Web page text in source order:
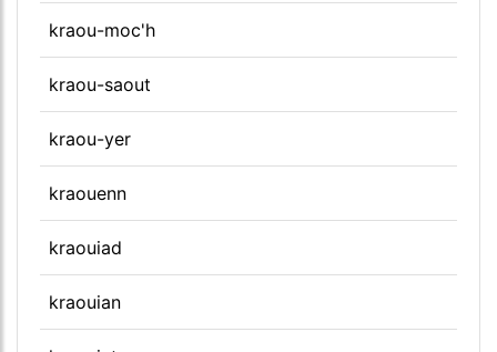
kraou-moc'h
kraou-saout
kraou-yer
kraouenn
kraouiad
kraouian